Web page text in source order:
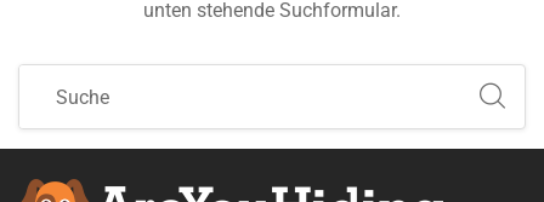
unten stehende Suchformular.